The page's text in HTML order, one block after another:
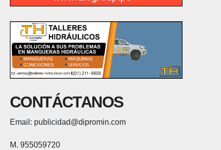
CONTÁCTANOS
Email: publicidad@dipromin.com
M. 955059720